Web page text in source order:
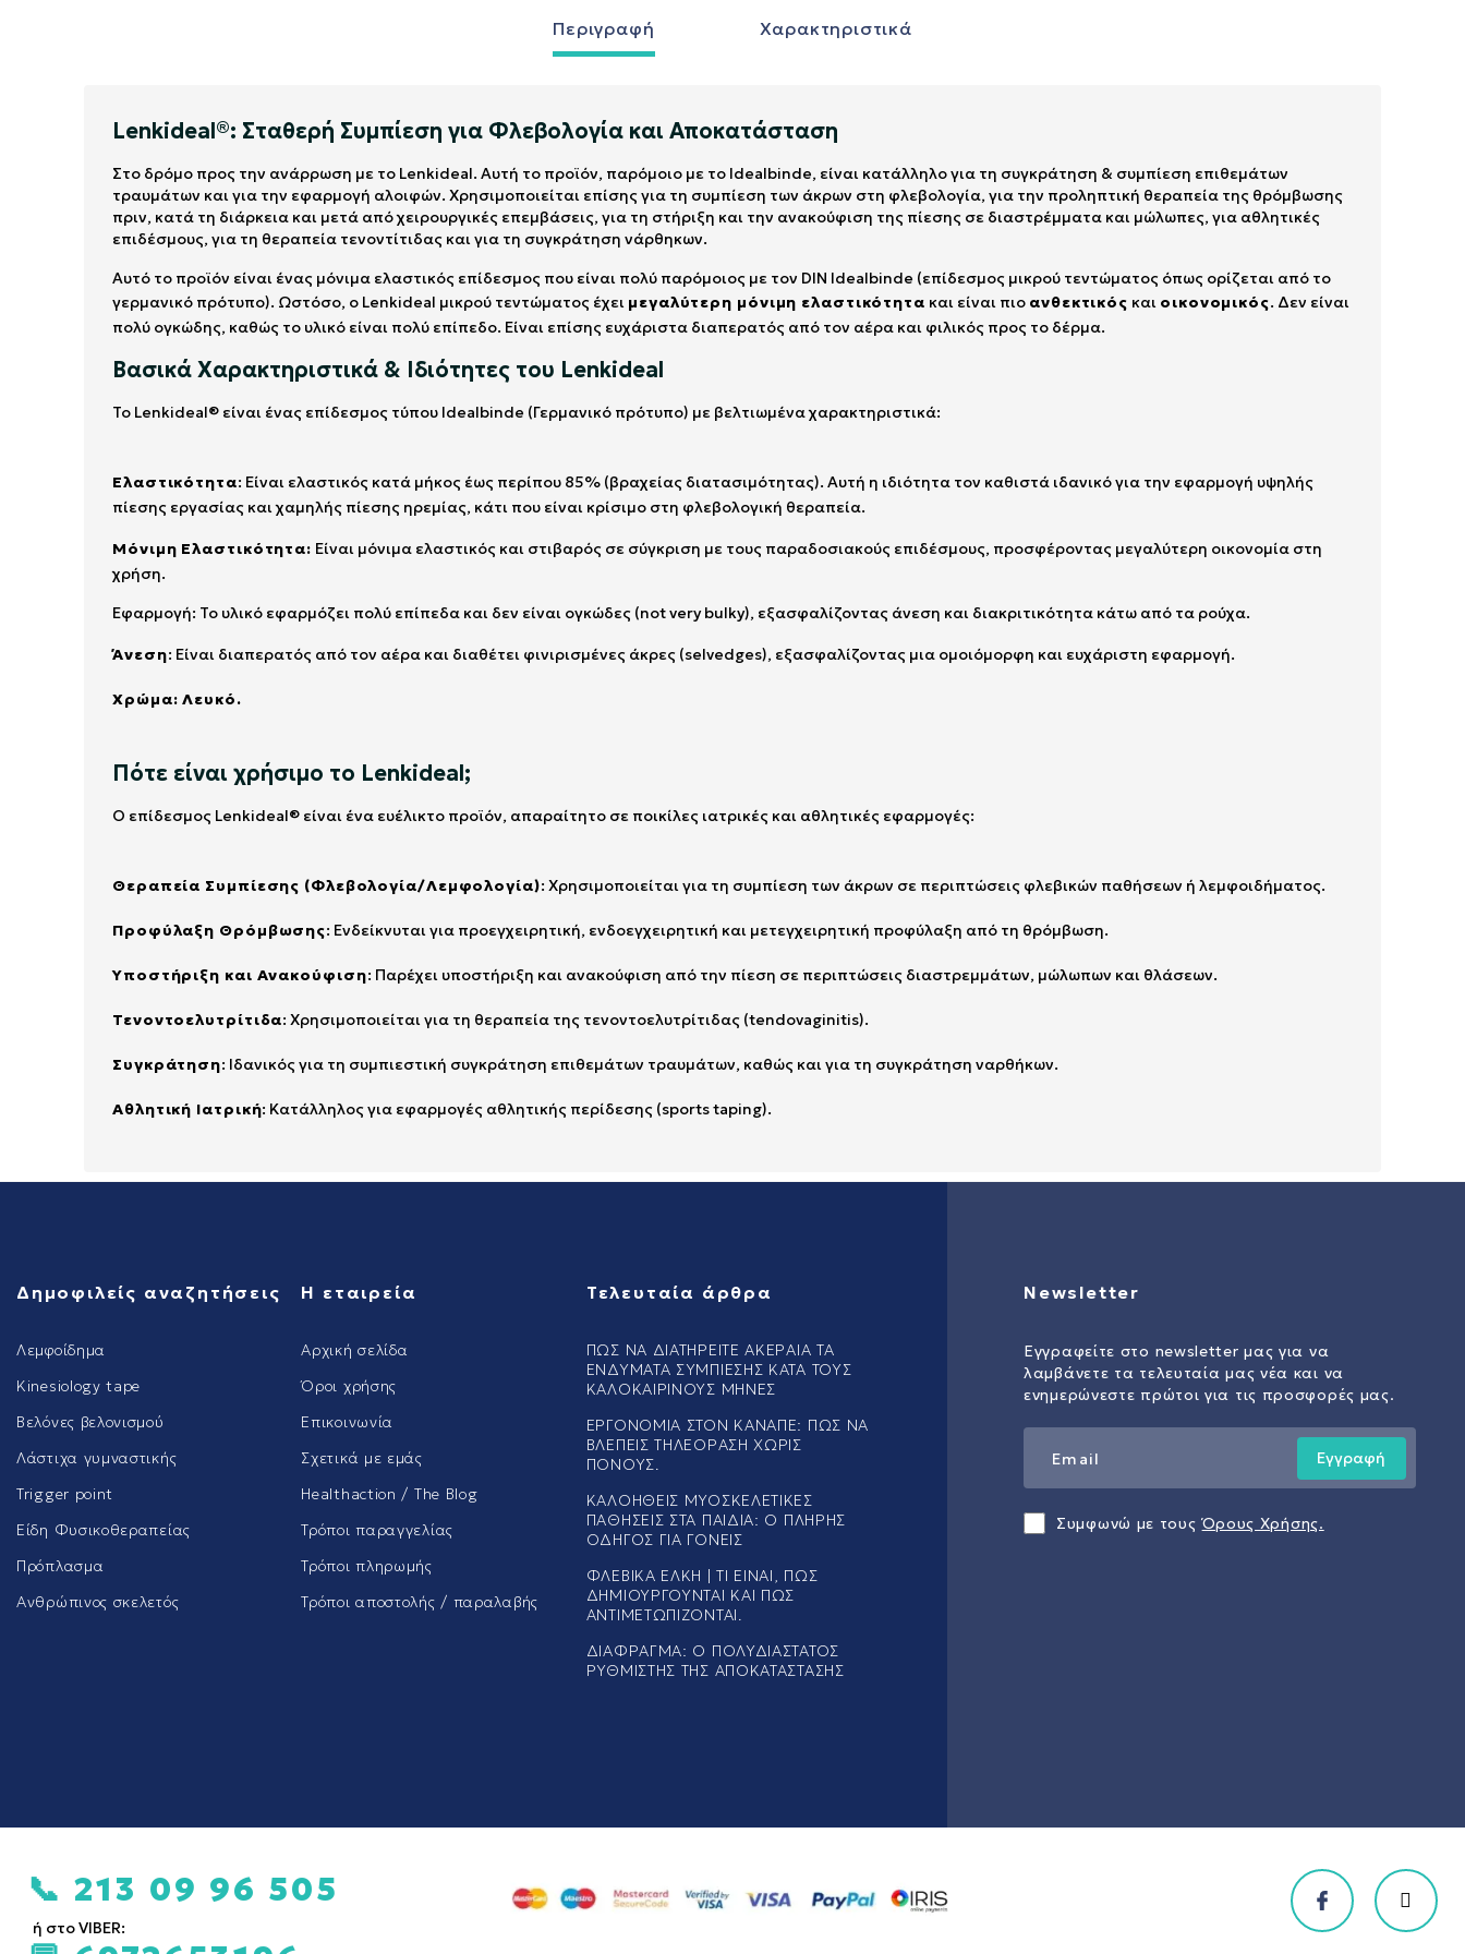
Περιγραφή Χαρακτηριστικά
Lenkideal®: Σταθερή Συμπίεση για Φλεβολογία και Αποκατάσταση
Στο δρόμο προς την ανάρρωση με το Lenkideal. Αυτή το προϊόν, παρόμοιο με το Idealbinde, είναι κατάλληλο για τη συγκράτηση & συμπίεση επιθεμάτων
τραυμάτων και για την εφαρμογή αλοιφών. Χρησιμοποιείται επίσης για τη συμπίεση των άκρων στη φλεβολογία, για την προληπτική θεραπεία της θρόμβωσης
πριν, κατά τη διάρκεια και μετά από χειρουργικές επεμβάσεις, για τη στήριξη και την ανακούφιση της πίεσης σε διαστρέμματα και μώλωπες, για αθλητικές
επιδέσμους, για τη θεραπεία τενοντίτιδας και για τη συγκράτηση νάρθηκων.
Αυτό το προϊόν είναι ένας μόνιμα ελαστικός επίδεσμος που είναι πολύ παρόμοιος με τον DIN Idealbinde (επίδεσμος μικρού τεντώματος όπως ορίζεται από το
γερμανικό πρότυπο). Ωστόσο, ο Lenkideal μικρού τεντώματος έχει μεγαλύτερη μόνιμη ελαστικότητα και είναι πιο ανθεκτικός και οικονομικός. Δεν είναι
πολύ ογκώδης, καθώς το υλικό είναι πολύ επίπεδο. Είναι επίσης ευχάριστα διαπερατός από τον αέρα και φιλικός προς το δέρμα.
Βασικά Χαρακτηριστικά & Ιδιότητες του Lenkideal
Το Lenkideal® είναι ένας επίδεσμος τύπου Idealbinde (Γερμανικό πρότυπο) με βελτιωμένα χαρακτηριστικά:
Ελαστικότητα: Είναι ελαστικός κατά μήκος έως περίπου 85% (βραχείας διατασιμότητας). Αυτή η ιδιότητα τον καθιστά ιδανικό για την εφαρμογή υψηλής
πίεσης εργασίας και χαμηλής πίεσης ηρεμίας, κάτι που είναι κρίσιμο στη φλεβολογική θεραπεία.
Μόνιμη Ελαστικότητα: Είναι μόνιμα ελαστικός και στιβαρός σε σύγκριση με τους παραδοσιακούς επιδέσμους, προσφέροντας μεγαλύτερη οικονομία στη
χρήση.
Εφαρμογή: Το υλικό εφαρμόζει πολύ επίπεδα και δεν είναι ογκώδες (not very bulky), εξασφαλίζοντας άνεση και διακριτικότητα κάτω από τα ρούχα.
Άνεση: Είναι διαπερατός από τον αέρα και διαθέτει φινιρισμένες άκρες (selvedges), εξασφαλίζοντας μια ομοιόμορφη και ευχάριστη εφαρμογή.
Χρώμα: Λευκό.
Πότε είναι χρήσιμο το Lenkideal;
Ο επίδεσμος Lenkideal® είναι ένα ευέλικτο προϊόν, απαραίτητο σε ποικίλες ιατρικές και αθλητικές εφαρμογές:
Θεραπεία Συμπίεσης (Φλεβολογία/Λεμφολογία): Χρησιμοποιείται για τη συμπίεση των άκρων σε περιπτώσεις φλεβικών παθήσεων ή λεμφοιδήματος.
Προφύλαξη Θρόμβωσης: Ενδείκνυται για προεγχειρητική, ενδοεγχειρητική και μετεγχειρητική προφύλαξη από τη θρόμβωση.
Υποστήριξη και Ανακούφιση: Παρέχει υποστήριξη και ανακούφιση από την πίεση σε περιπτώσεις διαστρεμμάτων, μώλωπων και θλάσεων.
Τενοντοελυτρίτιδα: Χρησιμοποιείται για τη θεραπεία της τενοντοελυτρίτιδας (tendovaginitis).
Συγκράτηση: Ιδανικός για τη συμπιεστική συγκράτηση επιθεμάτων τραυμάτων, καθώς και για τη συγκράτηση ναρθήκων.
Αθλητική Ιατρική: Κατάλληλος για εφαρμογές αθλητικής περίδεσης (sports taping).
Δημοφιλείς αναζητήσεις
Λεμφοίδημα
Kinesiology tape
Βελόνες βελονισμού
Λάστιχα γυμναστικής
Trigger point
Είδη Φυσικοθεραπείας
Πρόπλασμα
Ανθρώπινος σκελετός
Η εταιρεία
Αρχική σελίδα
Όροι χρήσης
Επικοινωνία
Σχετικά με εμάς
Healthaction / The Blog
Τρόποι παραγγελίας
Τρόποι πληρωμής
Τρόποι αποστολής / παραλαβής
Τελευταία άρθρα
ΠΏΣ ΝΑ ΔΙΑΤΗΡΕΊΤΕ ΑΚΈΡΑΙΑ ΤΑ
ΕΝΔΎΜΑΤΑ ΣΥΜΠΊΕΣΗΣ ΚΑΤΆ ΤΟΥΣ
ΚΑΛΟΚΑΙΡΙΝΟΎΣ ΜΉΝΕΣ
ΕΡΓΟΝΟΜΊΑ ΣΤΟΝ ΚΑΝΑΠΈ: ΠΏΣ ΝΑ
ΒΛΈΠΕΙΣ ΤΗΛΕΌΡΑΣΗ ΧΩΡΊΣ
ΠΌΝΟΥΣ.
ΚΑΛΟΉΘΕΙΣ ΜΥΟΣΚΕΛΕΤΙΚΈΣ
ΠΑΘΉΣΕΙΣ ΣΤΑ ΠΑΙΔΙΆ: Ο ΠΛΉΡΗΣ
ΟΔΗΓΌΣ ΓΙΑ ΓΟΝΕΊΣ
ΦΛΕΒΙΚΆ ΈΛΚΗ | ΤΙ ΕΊΝΑΙ, ΠΏΣ
ΔΗΜΙΟΥΡΓΟΎΝΤΑΙ ΚΑΙ ΠΏΣ
ΑΝΤΙΜΕΤΩΠΊΖΟΝΤΑΙ.
ΔΙΆΦΡΑΓΜΑ: Ο ΠΟΛΥΔΙΆΣΤΑΤΟΣ
ΡΥΘΜΙΣΤΉΣ ΤΗΣ ΑΠΟΚΑΤΆΣΤΑΣΗΣ
Newsletter
Εγγραφείτε στο newsletter μας για να
λαμβάνετε τα τελευταία μας νέα και να
ενημερώνεστε πρώτοι για τις προσφορές μας.
Εγγραφή
Συμφωνώ με τους Όρους Χρήσης.
📞 213 09 96 505
ή στο VIBER: